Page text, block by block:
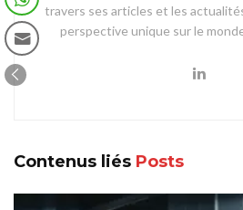
travers ses articles et les
perspective unique sur le
Contenus liés Posts